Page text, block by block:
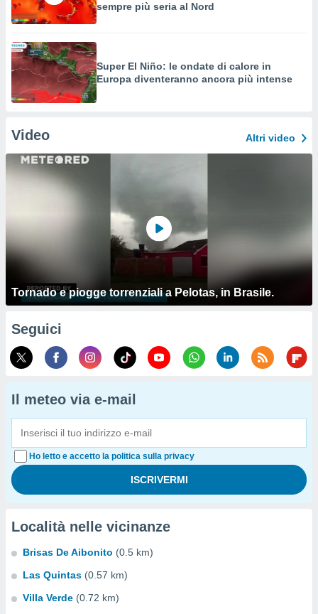
sempre più seria al Nord
Super El Niño: le ondate di calore in
Europa diventeranno ancora più intense
Video Altri video
Tornado e piogge torrenziali a Pelotas, in Brasile.
Seguici
Il meteo via e-mail
Ho letto e accetto la politica sulla privacy
Località nelle vicinanze
Brisas De Aibonito (0.5 km)
Las Quintas (0.57 km)
Villa Verde (0.72 km)